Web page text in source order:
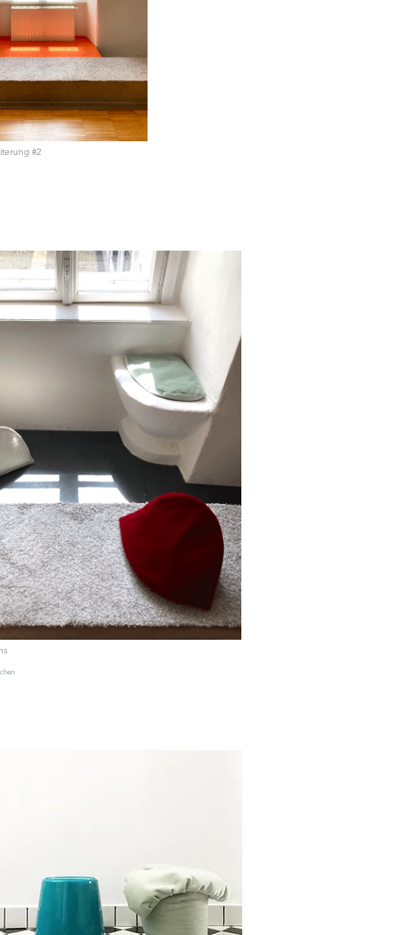
#2